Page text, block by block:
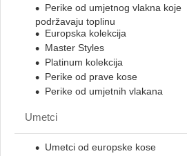
Perike od umjetnog vlakna koje
podržavaju toplinu
Europska kolekcija
Master Styles
Platinum kolekcija
Perike od prave kose
Perike od umjetnih vlakana
Umetci
Umetci od europske kose